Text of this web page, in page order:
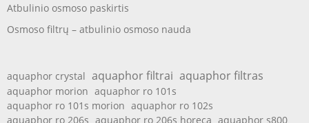
Atbulinio osmoso paskirtis
Osmoso filtrų – atbulinio osmoso nauda
aquaphor crystal aquaphor filtrai aquaphor filtras
aquaphor morion aquaphor ro 101s
aquaphor ro 101s morion aquaphor ro 102s
aquaphor ro 206s aquaphor ro 206s horeca aquaphor s800